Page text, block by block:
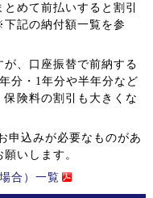
めて前払いすると割引
下記の納付額一覧を参
、口座振替で前納する
分・1年分や半年分など
険料の割引も大きくな
申込みが必要なものがあ
いします。
合）一覧